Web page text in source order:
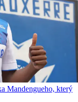
Mandengueho, který